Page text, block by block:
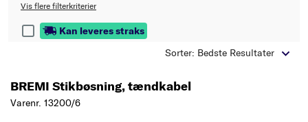
Vis flere filterkriterier
Kan leveres straks
Sorter: Bedste Resultater
BREMI Stikbøsning, tændkabel
Varenr. 13200/6